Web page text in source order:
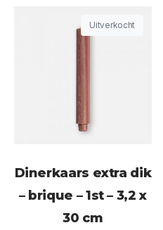
Uitverkocht
Dinerkaars extra dik
– brique – 1st – 3,2 x
30 cm